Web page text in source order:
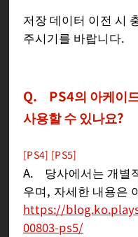
저장 데이터 이전 시
주시기를 바랍니다.
Q. PS4의 아케이
사용할 수 있나요?
[PS4] [PS5]
A. 당사에서는 개별
우며, 자세한 내용은
https://
00803-ps5/